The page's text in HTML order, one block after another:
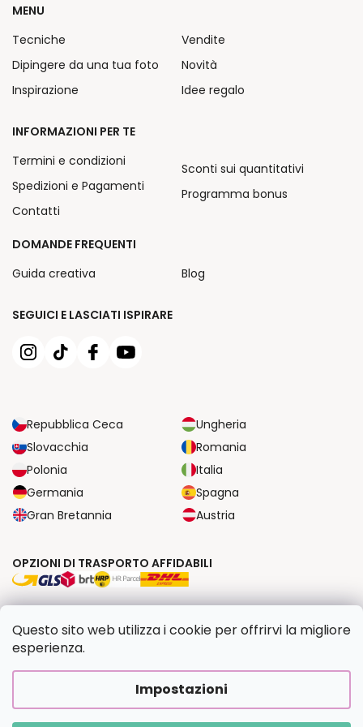
Questo sito web utilizza i cookie per offrirvi la migliore
esperienza.
Impostazioni
SEGUICI E LASCIATI ISPIRARE
Repubblica Ceca
Ungheria
Slovacchia
Romania
Polonia
Italia
Germania
Spagna
Gran Bretannia
Austria
MENU
Tecniche
Dipingere da una tua foto
Inspirazione
Vendite
Novità
Idee regalo
INFORMAZIONI PER TE
Termini e condizioni
Spedizioni e Pagamenti
Contatti
Sconti sui quantitativi
Programma bonus
DOMANDE FREQUENTI
Guida creativa
Blog
OPZIONI DI TRASPORTO AFFIDABILI
Creato da Shoptet Premium|UpraviloFV STUDIO
Copyright 2026Dipingilo.it. Tutti i diritti riservati.